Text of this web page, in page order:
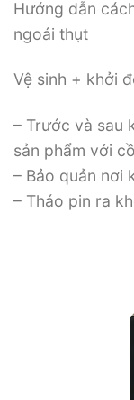
Hướng dẫn
ngoái thụt
Vệ sinh + khởi
– Trước và sau
sản phẩm với
– Bảo quản nơi
– Tháo pin ra